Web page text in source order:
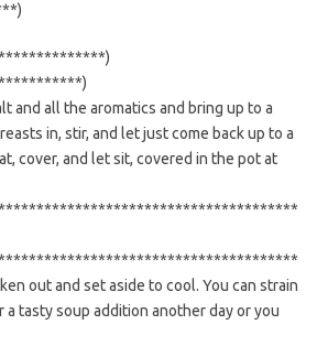
and all the aromatics and bring up to a
in, stir, and let just come back up to a
cover, and let sit, covered in the pot at
out and set aside to cool. You can strain
a tasty soup addition another day or you